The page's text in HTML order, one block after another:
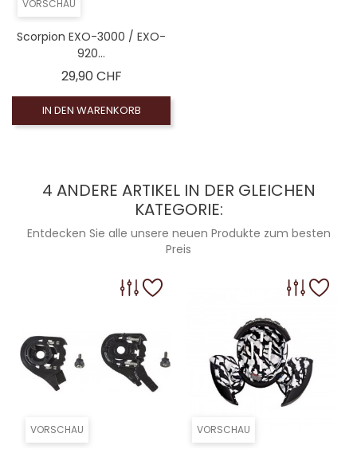
VORSCHAU
Scorpion EXO-3000 / EXO-
920...
29,90 CHFPreis
IN DEN WARENKORB
4 ANDERE ARTIKEL IN DER GLEICHEN
KATEGORIE:
Entdecken Sie alle unsere neuen Produkte zum besten
Preis
VORSCHAU VORSCHAU